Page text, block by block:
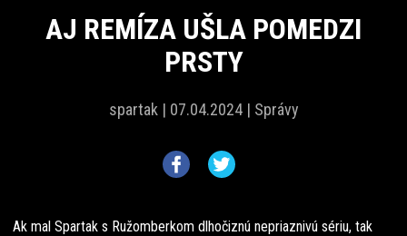
AJ REMÍZA UŠLA POMEDZI
PRSTY
spartak | 07.04.2024 | Správy
Ak mal Spartak s Ružomberkom dlhočiznú nepriaznivú sériu, tak